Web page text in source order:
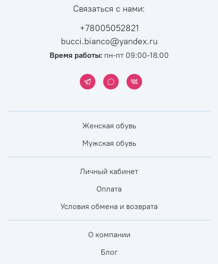
Связаться с нами:
+78005052821
bucci.bianco@yandex.ru
Время работы:пн-пт 09:00-18:00
Женская обувь
Мужская обувь
Личный кабинет
Оплата
Условия обмена и возврата
О компании
Блог